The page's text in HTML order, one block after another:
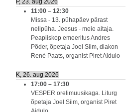
P, 23. aug 2026
11:00 – 12:30
Missa - 13. pühapäev pärast
nelipüha. Jeesus - meie aitaja.
Peapiiskop emeeritus Andres
Põder, õpetaja Joel Siim, diakon
Renè Paats, organist Piret Aidulo
K, 26. aug 2026
17:00 – 17:30
VESPER orelimuusikaga. Liturg
õpetaja Joel Siim, organist Piret